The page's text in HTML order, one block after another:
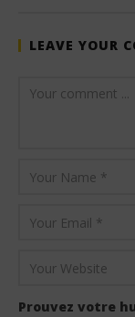
LEAVE YOUR
Prouvez votre